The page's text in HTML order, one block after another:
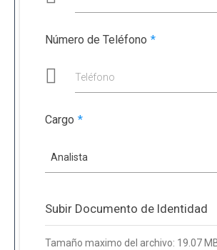
Número de Teléfono *
Teléfono
Cargo *
Analista
Subir Documento de Identidad
Tamaño maximo del archivo: 19.07